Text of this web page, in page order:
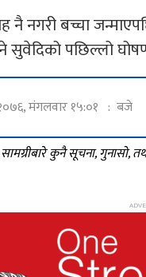
नै नगरी बच्चा
सुवेदिको पछिल्लो
मंगलवार १५:०१ : बजे
कुनै सूचना, गुनासो,